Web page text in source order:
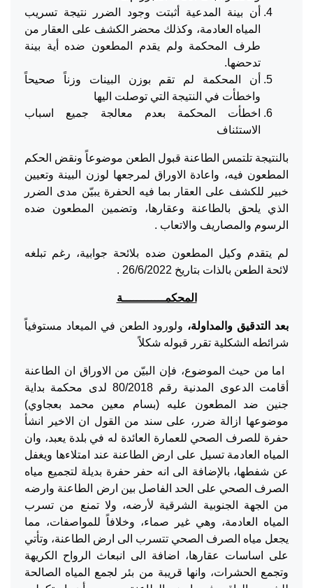
أن بينة المدعية أثبتت وجود الضرر نتيجة تسريب
المياه العادمة، وكذلك محضر الكشف على العقار من
طرف المحكمة ولم يقدم المطعون ضده أية بينة
تدحضها.
أن المحكمة لم تقم بوزن البينات وزناً صحيحاً
واخطأت في النتيجة التي توصلت اليها
اخطأت المحكمة بعدم معالجة جميع اسباب
الاستئناف
بالنتيجة تلتمس الطاعنة قبول الطعن موضوعاً ونقض الحكم
المطعون فيه، واعادة الاوراق لمرجعها لوزن البينة وتعيين
خبير للكشف على العقار بما فيه الحفرة يبيّن مدى الضرر
الذي يلحق بالطاعنة وعقارها، وتضمين المطعون ضده
الرسوم والمصاريف والاتعاب .
لم يتقدم وكيل المطعون ضده بلائحة جوابية، رغم تبلغه
لائحة الطعن بالذات بتاريخ 26/6/2022 .
المحكمــــــــــــة
بعد التدقيق والمداولة، ولورود الطعن في الميعاد مستوفياً
شرائطه الشكلية تقرر قبوله شكلاً
اما من حيث الموضوع، فإن البيّن من الاوراق ان الطاعنة
أقامت الدعوى المدنية رقم 80/2018 لدى محكمة بداية
جنين ضد المطعون عليه (بسام معين محمد بعجاوي)
موضوعها ازالة ضرر، على سند من القول ان الاخير انشأ
حفرة للصرف الصحي للعمارة العائدة له في بلدة يعبد، وان
المياه العادمة تسيل على ارض الطاعنة عند امتلاءها ويغفل
عن شفطها، بالإضافة الى انه حفر حفرة بديلة لتجميع مياه
الصرف الصحي على الحد الفاصل بين ارض الطاعنة وارضه
من الجهة الجنوبية الشرقية لأرضه، ولا تمنع من تسرب
المياه العادمة، وهي غير صماء، وخلافاً للمواصفات، مما
يجعل مياه الصرف الصحي تتسرب الى ارض الطاعنة، وتأتي
على اساسات عقارها، اضافة الى انبعاث الرواح الكريهة
وتجمع الحشرات، وانها قريبة من بئر لجمع المياه الصالحة